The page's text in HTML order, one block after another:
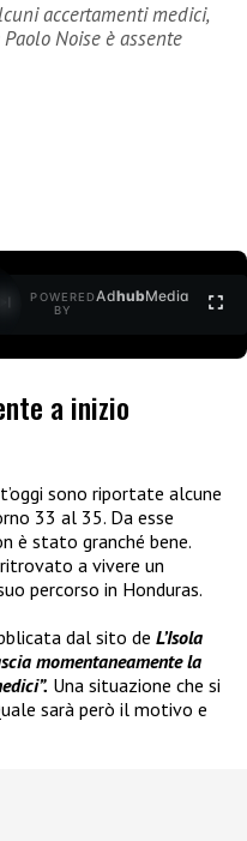
accertamenti medici,
Noise è assente
POWERED
BY
AdhubMedia
a inizio
sono riportate alcune
33 al 35. Da esse
è stato granché bene.
a vivere un
percorso in Honduras.
dal sito de L’Isola
momentaneamente la
Una situazione che si
sarà però il motivo e